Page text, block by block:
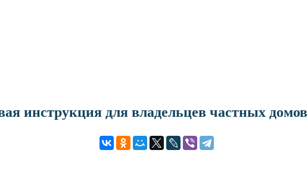
инструкция для владельцев частных домов